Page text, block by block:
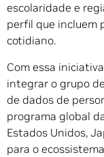
escolaridade e
perfil que incluem
cotidiano.
Com essa
integrar o grupo
de dados de
programa global
Estados Unidos,
para o